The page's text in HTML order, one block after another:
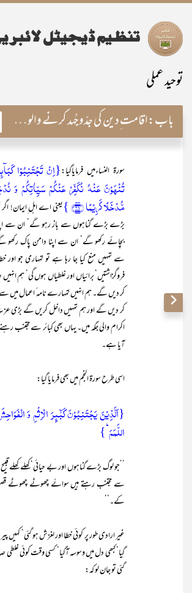
توحید عملی
باب:اقامت ِدین کی جدّوجُہد کرنے والوں کے اوصاف
سورۃ النساءمیں فرمایاگیا:{اِنۡ تَجۡتَنِبُوۡا
تُنۡہَوۡنَ عَنۡہُ نُکَفِّرۡ عَنۡکُمۡ سَیِّاٰتِکُمۡ وَ
مُّدۡخَلًا کَرِیۡمًا ﴿۳۱﴾ }
یعنی اے اہل ِایمان!
بڑے بڑے گناہوں سے باز رہو گے‘ ان سے
بچائے رکھو گے‘ ان سے اپنا دامن پاک
سے تمہیں منع کیا جا رہا ہے تو تمہاری جو اور
فروگزاشتیں‘ برائیاں اور غلطیاں ہوں گی‘ ہم
کر دیں گے۔ ہم انہیں تمہارے نامہ ٔ اعمال میں
کر دیں گے اور ہم تمہیں داخل کریں گے بڑی
اکرام والی جگہ میں۔ یہاں بھی کبائر سے مجتنب
آیا ہے۔
اسی طرح سورۃ النجم میں بھی فرمایا گیا:
{اَلَّذِیۡنَ یَجۡتَنِبُوۡنَ کَبٰٓئِرَ الۡاِثۡمِ وَ
اللَّمَمَ ؕ}
’’جو لوگ بڑے گناہوں اور بے حیائی‘ کھلے کھلے
سے مجتنب رہتے ہیں سوائے چھوٹے چھوٹے
کے۔‘‘
غیر ارادی طور پر کوئی خطا اور لغزش ہو گئی‘ کہیں
گیا‘ کبھی دل میں وسوسہ آگیا‘ کسی وقت کوئی غلطی
گئی تو جان لو کہ: